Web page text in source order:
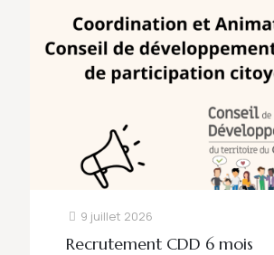
9 juillet 2026
Recrutement CDD 6 mois